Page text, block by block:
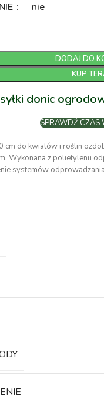
nie
DODAJ DO
KUP
donic
SPRAWDŹ CZAS
cm do kwiatów i roślin
Wykonana z polietylenu
systemów